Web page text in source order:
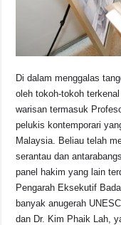
Di dalam menggalas
oleh tokoh-tokoh
warisan termasuk
pelukis kontemporari
Malaysia. Beliau telah
serantau dan
panel hakim yang lain
Pengarah Eksekutif
banyak anugerah
dan Dr. Kim Phaik Lah,